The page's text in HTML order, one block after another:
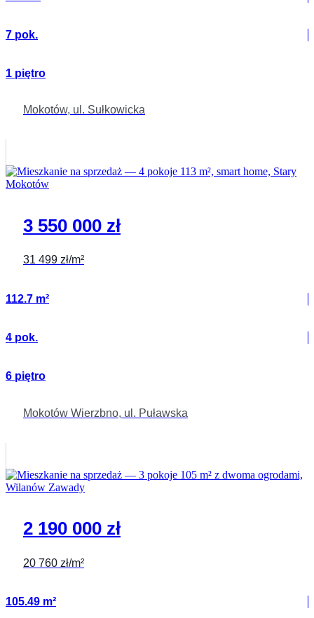
7 pok.
1 piętro
Mokotów, ul. Sułkowicka
3 550 000 zł
31 499 zł/m²
112.7 m²
4 pok.
6 piętro
Mokotów Wierzbno, ul. Puławska
2 190 000 zł
20 760 zł/m²
105.49 m²